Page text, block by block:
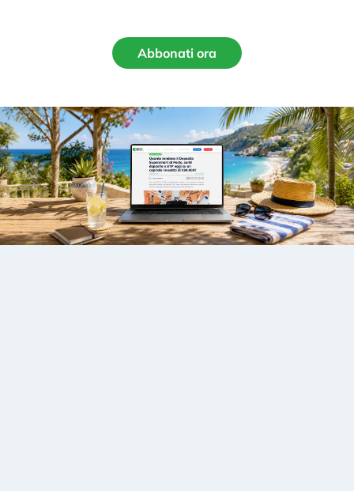
Abbonati ora